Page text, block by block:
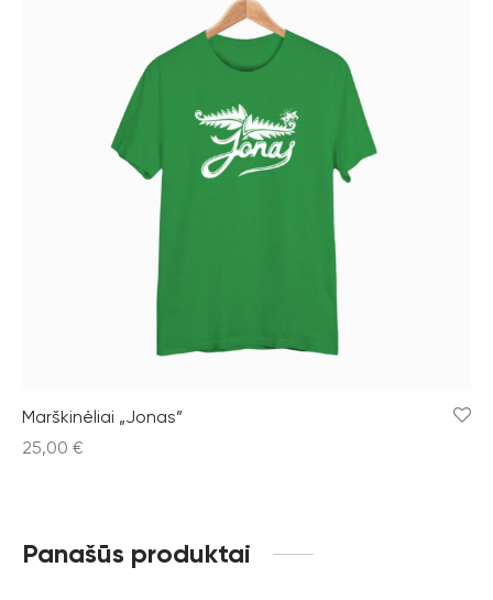
Marškinėliai „Jonas”
25,00 €
Panašūs produktai